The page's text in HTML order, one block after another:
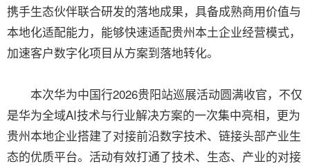
携手生态伙伴联合研发的落地成果，具备成熟商用价值与
本地化适配能力，能够快速适配贵州本土企业经营模式，
加速客户数字化项目从方案到落地转化。
本次华为中国行2026贵阳站巡展活动圆满收官，不仅
是华为全域AI技术与行业解决方案的一次集中亮相，更为
贵州本地企业搭建了对接前沿数字技术、链接头部产业生
态的优质平台。活动有效打通了技术、生态、产业的对接